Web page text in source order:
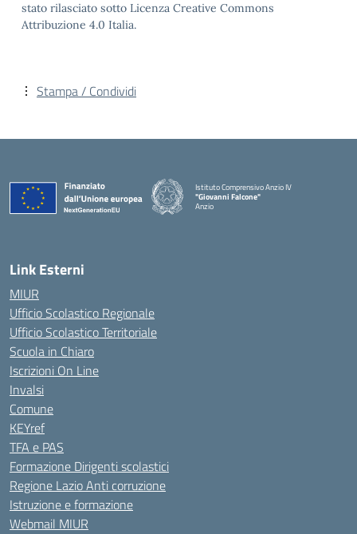
stato rilasciato sotto Licenza Creative Commons
Attribuzione 4.0 Italia.
Stampa / Condividi
Istituto Comprensivo Anzio IV
"Giovanni Falcone"
Anzio
Link Esterni
MIUR
Ufficio Scolastico Regionale
Ufficio Scolastico Territoriale
Scuola in Chiaro
Iscrizioni On Line
Invalsi
Comune
KEYref
TFA e PAS
Formazione Dirigenti scolastici
Regione Lazio Anti corruzione
Istruzione e formazione
Webmail MIUR